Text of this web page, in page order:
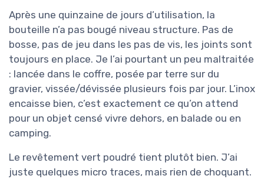
Après une quinzaine de jours d’utilisation, la
bouteille n’a pas bougé niveau structure. Pas de
bosse, pas de jeu dans les pas de vis, les joints sont
toujours en place. Je l’ai pourtant un peu maltraitée
: lancée dans le coffre, posée par terre sur du
gravier, vissée/dévissée plusieurs fois par jour. L’inox
encaisse bien, c’est exactement ce qu’on attend
pour un objet censé vivre dehors, en balade ou en
camping.
Le revêtement vert poudré tient plutôt bien. J’ai
juste quelques micro traces, mais rien de choquant.